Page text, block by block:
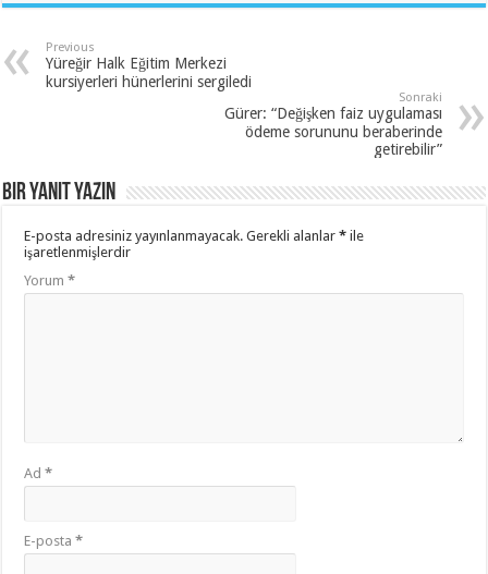
Previous
Yüreğir Halk Eğitim Merkezi
kursiyerleri hünerlerini sergiledi
Sonraki
Gürer: “Değişken faiz uygulaması
ödeme sorununu beraberinde
getirebilir”
Bir yanıt yazın
E-posta adresiniz yayınlanmayacak. Gerekli alanlar* ile
işaretlenmişlerdir
Yorum*
Ad*
E-posta*